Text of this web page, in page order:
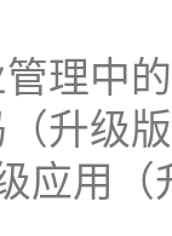
管理中
升级
应用